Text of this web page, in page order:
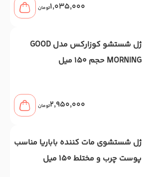
1,035,000تومان
ژل شستشو کوزارکس مدل GOOD
MORNING حجم 150 میل
2,950,000تومان
ژل شستشوی مات کننده باباریا مناسب
پوست چرب و مختلط 150 میل